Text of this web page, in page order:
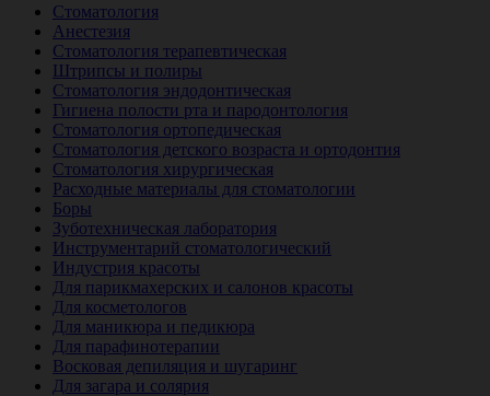
Стоматология
Анестезия
Стоматология терапевтическая
Штрипсы и полиры
Стоматология эндодонтическая
Гигиена полости рта и пародонтология
Стоматология ортопедическая
Стоматология детского возраста и ортодонтия
Стоматология хирургическая
Расходные материалы для стоматологии
Боры
Зуботехническая лаборатория
Инструментарий стоматологический
Индустрия красоты
Для парикмахерских и салонов красоты
Для косметологов
Для маникюра и педикюра
Для парафинотерапии
Восковая депиляция и шугаринг
Для загара и солярия